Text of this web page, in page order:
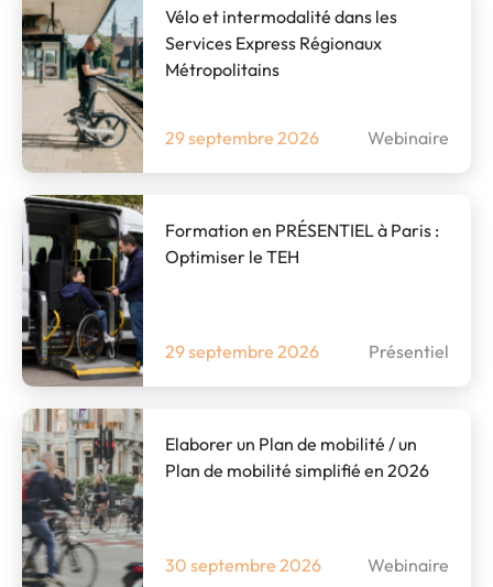
Vélo et intermodalité dans les
Services Express Régionaux
Métropolitains
29 septembre 2026 Webinaire
Formation en PRÉSENTIEL à Paris :
Optimiser le TEH
29 septembre 2026 Présentiel
Elaborer un Plan de mobilité / un
Plan de mobilité simplifié en 2026
30 septembre 2026 Webinaire